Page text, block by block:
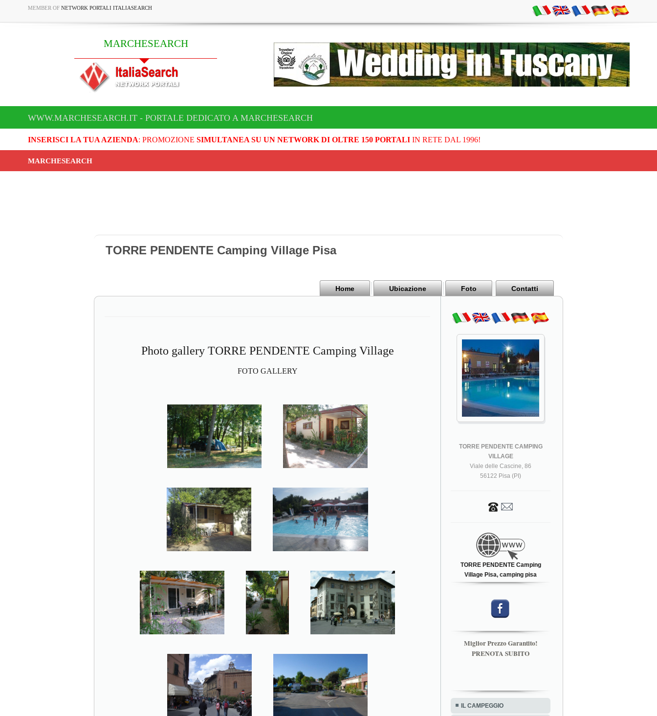
MEMBER OF NETWORK PORTALI ITALIASEARCH
MARCHESEARCH
WWW.MARCHESEARCH.IT - PORTALE DEDICATO A MARCHESEARCH
INSERISCI LA TUA AZIENDA: PROMOZIONE SIMULTANEA SU UN NETWORK DI OLTRE 150 PORTALIIN RETE DAL 1996!
MARCHESEARCH
TORRE PENDENTE Camping Village Pisa
Home Ubicazione Foto Contatti
Photo gallery TORRE PENDENTE Camping Village
FOTO GALLERY
TORRE PENDENTE CAMPING
VILLAGE
Viale delle Cascine, 86
56122 Pisa (PI)
TORRE PENDENTE Camping
Village Pisa, camping pisa
Miglior Prezzo Garantito!
PRENOTA SUBITO
IL CAMPEGGIO